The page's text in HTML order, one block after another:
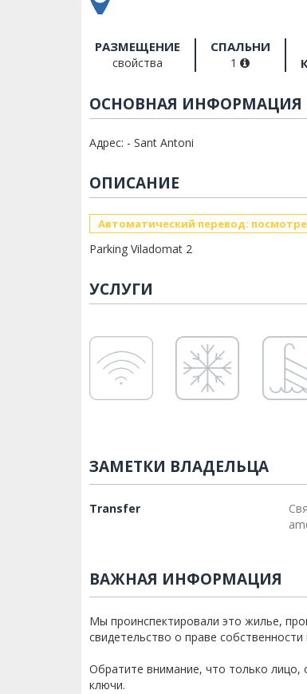
РАЗМЕЩЕНИЕ
свойства
СПАЛЬНИ
1
ОСНОВНАЯ ИНФОРМАЦИЯ
Адрес: - Sant Antoni
ОПИСАНИЕ
Автоматический перевод:
Parking Viladomat 2
УСЛУГИ
ЗАМЕТКИ ВЛАДЕЛЬЦА
Transfer
ВАЖНАЯ ИНФОРМАЦИЯ
Мы проинспектировали это жилье,
свидетельство о праве собственности
Обратите внимание, что только
ключи.